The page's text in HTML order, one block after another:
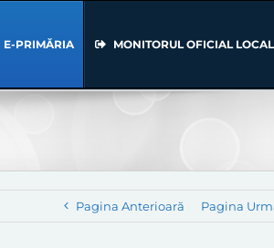
E-PRIMĂRIA MONITORUL OFICIAL LOCAL
Pagina Anterioară Pagina